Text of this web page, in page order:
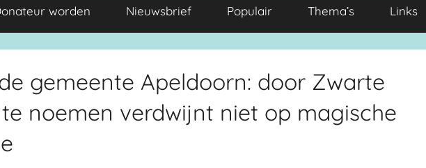
worden Nieuwsbrief Populair Thema’s Links
gemeente Apeldoorn: door Zwarte
te noemen verdwijnt niet op magische